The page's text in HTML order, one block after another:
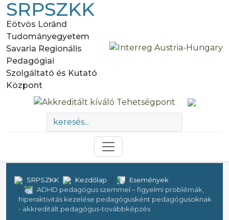
SRPSZKK
Eötvös Loránd
Tudományegyetem
Savaria Regionális
Pedagógiai
Szolgáltató és Kutató
Központ
SRPSZKK Kezdőlap
Események
ADHD pedagógus szemmel – figyelmi problémák,
hiperaktivitás kezelése pedagógusként pedagógusoknak
- akkreditált pedagógus-továbbképzés